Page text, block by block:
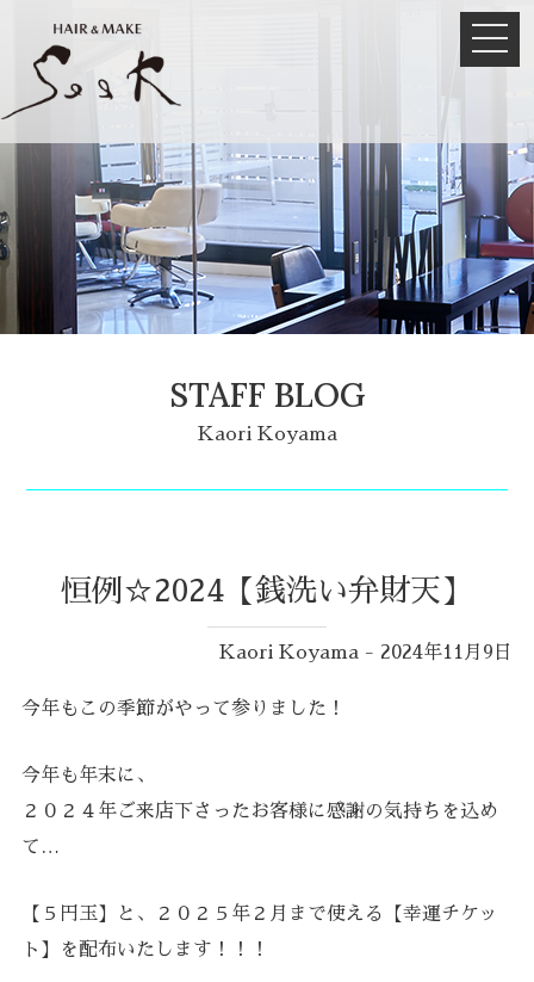
STAFF BLOG
Kaori Koyama
恒例☆2024【銭洗い弁財天】
Kaori Koyama - 2024年11月9日
今年もこの季節がやって参りました！
今年も年末に、
２０２４年ご来店下さったお客様に感謝の気持ちを込め
て…
【５円玉】と、２０２５年２月まで使える【幸運チケッ
ト】を配布いたします！！！